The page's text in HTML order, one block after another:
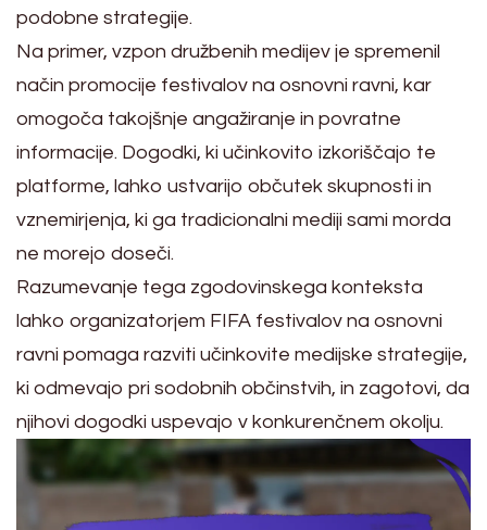
podobne strategije.
Na primer, vzpon družbenih medijev je spremenil
način promocije festivalov na osnovni ravni, kar
omogoča takojšnje angažiranje in povratne
informacije. Dogodki, ki učinkovito izkoriščajo te
platforme, lahko ustvarijo občutek skupnosti in
vznemirjenja, ki ga tradicionalni mediji sami morda
ne morejo doseči.
Razumevanje tega zgodovinskega konteksta
lahko organizatorjem FIFA festivalov na osnovni
ravni pomaga razviti učinkovite medijske strategije,
ki odmevajo pri sodobnih občinstvih, in zagotovi, da
njihovi dogodki uspevajo v konkurenčnem okolju.